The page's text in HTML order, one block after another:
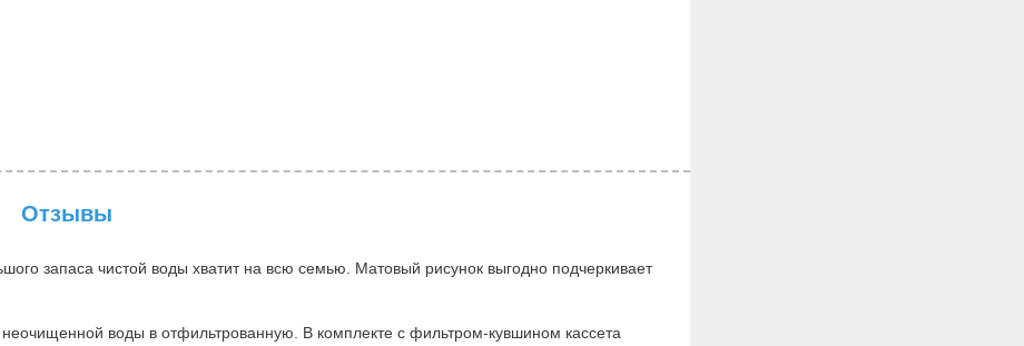
Отзывы
запаса чистой воды хватит на всю семью. Матовый рисунок выгодно подчеркивает
воды в отфильтрованную. В комплекте с фильтром-кувшином кассета